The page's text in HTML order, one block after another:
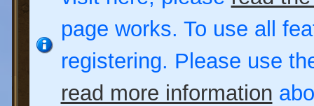
page works. To use all
registering. Please use
read more information